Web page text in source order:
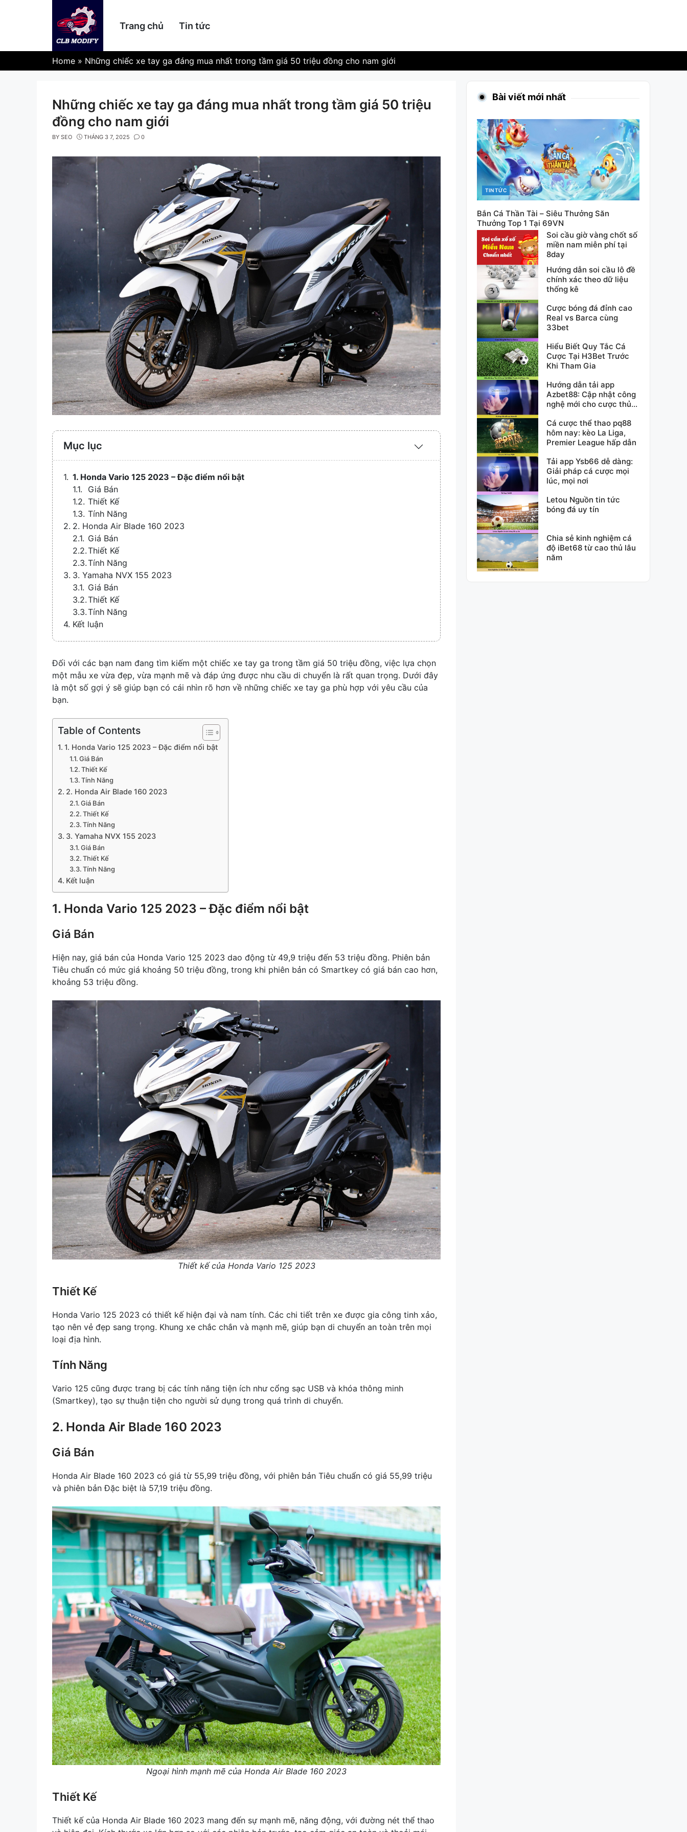
Trang chủ Tin tức
Home » Những chiếc xe tay ga đáng mua nhất trong tầm giá 50 triệu đồng cho nam giới
Những chiếc xe tay ga đáng mua nhất trong tầm giá 50 triệu
đồng cho nam giới
BY SEO THÁNG 3 7, 2025 0
Mục lục
Expand
/
Collapse
1. Honda Vario 125 2023 – Đặc điểm nổi bật
Giá Bán
Thiết Kế
Tính Năng
2. Honda Air Blade 160 2023
Giá Bán
Thiết Kế
Tính Năng
3. Yamaha NVX 155 2023
Giá Bán
Thiết Kế
Tính Năng
Kết luận
Đối với các bạn nam đang tìm kiếm một chiếc xe tay ga trong tầm giá 50 triệu đồng, việc lựa chọn
một mẫu xe vừa đẹp, vừa mạnh mẽ và đáp ứng được nhu cầu di chuyển là rất quan trọng. Dưới đây
là một số gợi ý sẽ giúp bạn có cái nhìn rõ hơn về những chiếc xe tay ga phù hợp với yêu cầu của
bạn.
Table of Contents
1. Honda Vario 125 2023 – Đặc điểm nổi bật
Giá Bán
Thiết Kế
Tính Năng
2. Honda Air Blade 160 2023
Giá Bán
Thiết Kế
Tính Năng
3. Yamaha NVX 155 2023
Giá Bán
Thiết Kế
Tính Năng
Kết luận
1. Honda Vario 125 2023 – Đặc điểm nổi bật
Giá Bán
Hiện nay, giá bán của Honda Vario 125 2023 dao động từ 49,9 triệu đến 53 triệu đồng. Phiên bản
Tiêu chuẩn có mức giá khoảng 50 triệu đồng, trong khi phiên bản có Smartkey có giá bán cao hơn,
khoảng 53 triệu đồng.
Thiết kế của Honda Vario 125 2023
Thiết Kế
Honda Vario 125 2023 có thiết kế hiện đại và nam tính. Các chi tiết trên xe được gia công tinh xảo,
tạo nên vẻ đẹp sang trọng. Khung xe chắc chắn và mạnh mẽ, giúp bạn di chuyển an toàn trên mọi
loại địa hình.
Tính Năng
Vario 125 cũng được trang bị các tính năng tiện ích như cổng sạc USB và khóa thông minh
(Smartkey), tạo sự thuận tiện cho người sử dụng trong quá trình di chuyển.
2. Honda Air Blade 160 2023
Giá Bán
Honda Air Blade 160 2023 có giá từ 55,99 triệu đồng, với phiên bản Tiêu chuẩn có giá 55,99 triệu
và phiên bản Đặc biệt là 57,19 triệu đồng.
Ngoại hình mạnh mẽ của Honda Air Blade 160 2023
Thiết Kế
Thiết kế của Honda Air Blade 160 2023 mang đến sự mạnh mẽ, năng động, với đường nét thể thao
Bài viết mới nhất
CATEGORIES
TIN TỨC
Bắn Cá Thần Tài – Siêu Thưởng Săn
Thưởng Top 1 Tại 69VN
Soi cầu giờ vàng chốt số
miền nam miễn phí tại
8day
Hướng dẫn soi cầu lô đề
chính xác theo dữ liệu
thống kê
Cược bóng đá đỉnh cao
Real vs Barca cùng
33bet
Hiểu Biết Quy Tắc Cá
Cược Tại H3Bet Trước
Khi Tham Gia
Hướng dẫn tải app
Azbet88: Cập nhật công
nghệ mới cho cược thủ
Cá cược thể thao pq88
hôm nay: kèo La Liga,
Premier League hấp dẫn
Tải app Ysb66 dễ dàng:
Giải pháp cá cược mọi
lúc, mọi nơi
Letou Nguồn tin tức
bóng đá uy tín
Chia sẻ kinh nghiệm cá
độ iBet68 từ cao thủ lâu
năm